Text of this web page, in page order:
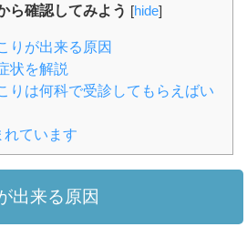
ら確認してみよう [hide]
りが出来る原因
状を解説
りは何科で受診してもらえばい
れています
出来る原因